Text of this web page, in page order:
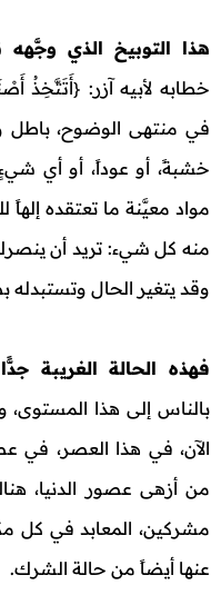
هذا التوبيخ الذي وجَّهه
خطابه لأبيه آزر: {أَتَتَّخِذُ
في منتهى الوضوح،
خشبةً، أو عوداً، أو أي
مواد معيَّنة ما تعتقده
منه كل شيء: تريد أن
وقد يتغير الحال وتستبدله
فهذه الحالة الغريبة
بالناس إلى هذا المستوى،
الآن، في هذا العصر، في
من أزهى عصور الدنيا،
مشركين، المعابد في كل
عنها أيضاً من حالة الشرك.